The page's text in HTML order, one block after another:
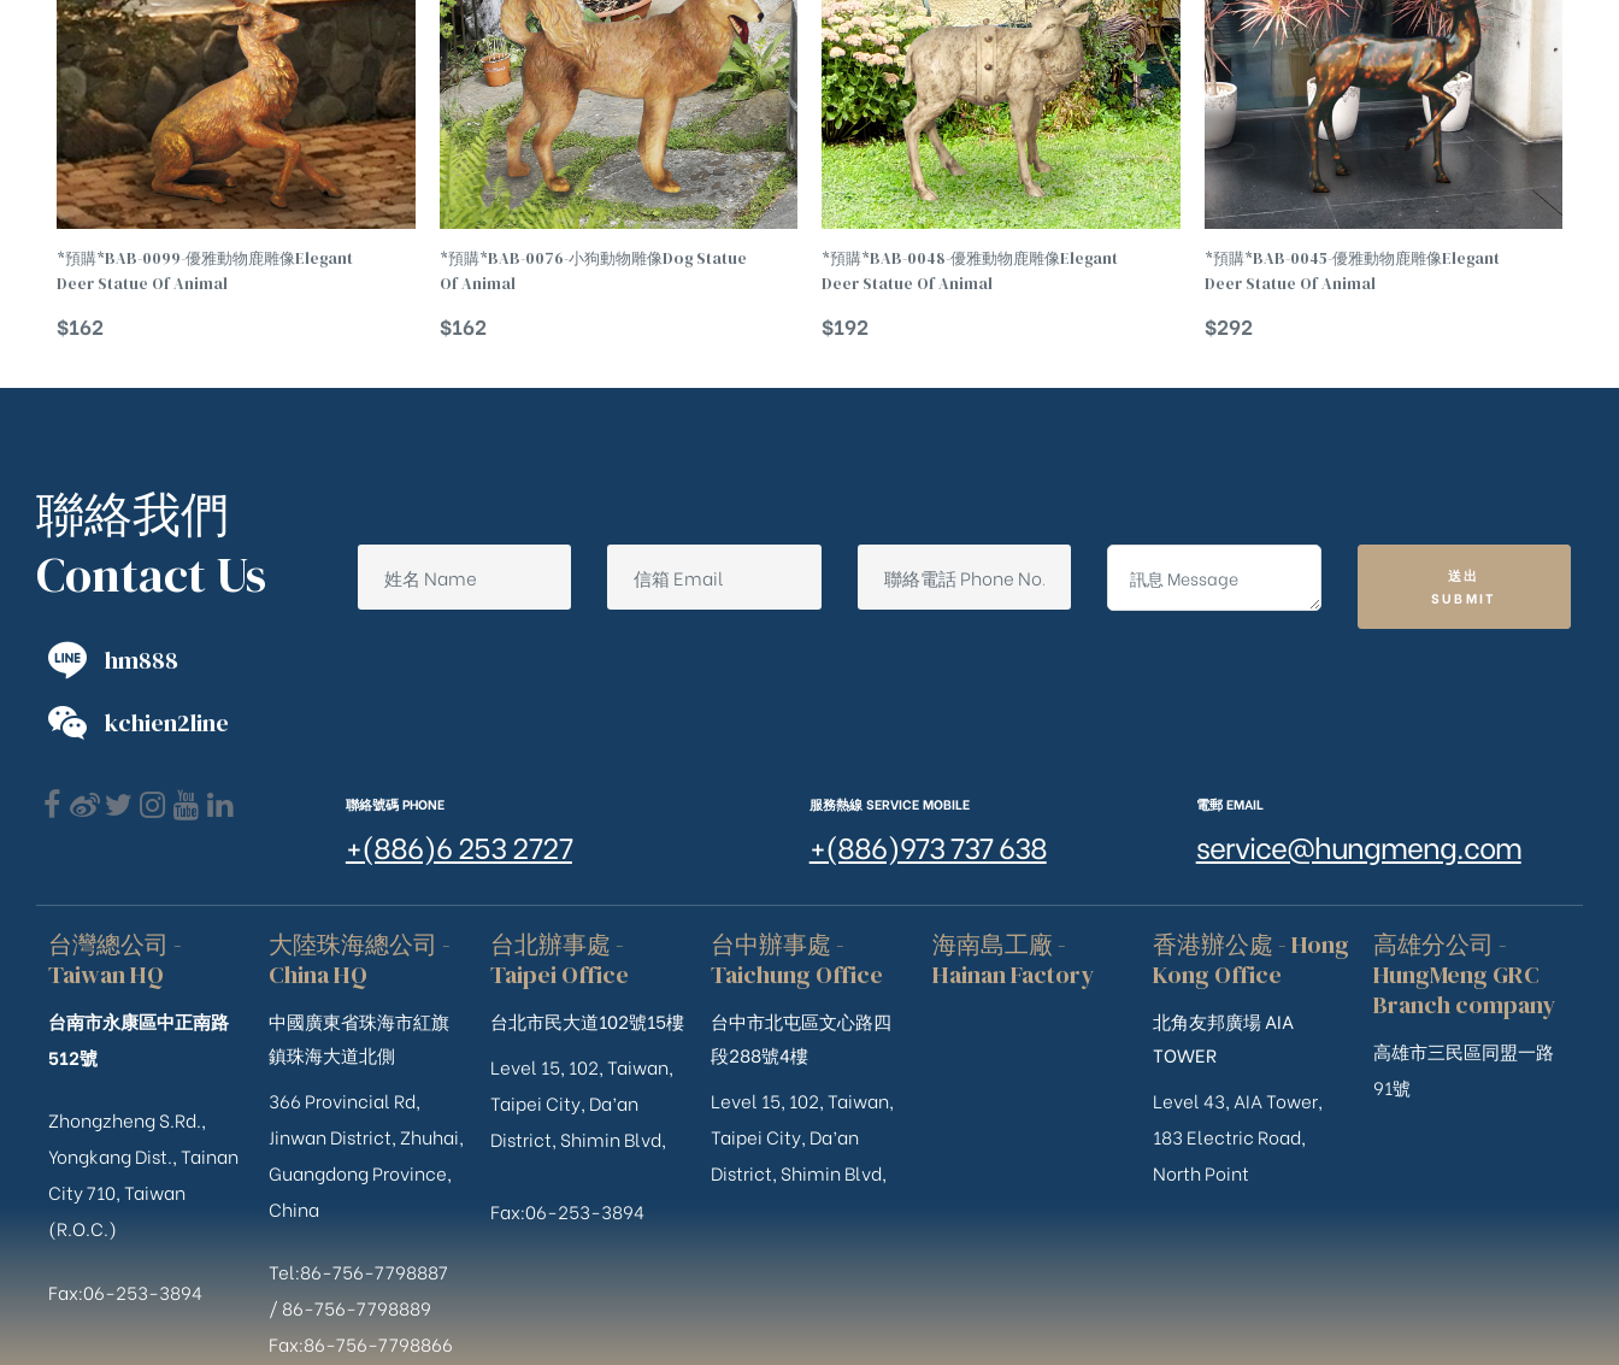
*預購*BAB-0099-優雅動物鹿雕像Elegant
Deer Statue Of Animal
$162
*預購*BAB-0076-小狗動物雕像Dog Statue
Of Animal
$162
*預購*BAB-0048-優雅動物鹿雕像Elegant
Deer Statue Of Animal
$192
*預購*BAB-0045-優雅動物鹿雕像Elegant
Deer Statue Of Animal
$292
聯絡我們
Contact Us
hm888
kchien2line
送出
SUBMIT
聯絡號碼 PHONE
+(886)6 253 2727
服務熱線 SERVICE MOBILE
+(886)973 737 638
電郵 EMAIL
service@hungmeng.com
台灣總公司 -
Taiwan HQ
台南市永康區中正南路
512號
Zhongzheng S.Rd.,
Yongkang Dist., Tainan
City 710, Taiwan
(R.O.C.)
Fax:06-253-3894
大陸珠海總公司 -
China HQ
中國廣東省珠海市紅旗
鎮珠海大道北側
366 Provincial Rd,
Jinwan District, Zhuhai,
Guangdong Province,
China
Tel:86-756-7798887
/ 86-756-7798889
Fax:86-756-7798866
台北辦事處 -
Taipei Office
台北市民大道102號15樓
Level 15, 102, Taiwan,
Taipei City, Da’an
District, Shimin Blvd,
Fax:06-253-3894
台中辦事處 -
Taichung Office
台中市北屯區文心路四
段288號4樓
Level 15, 102, Taiwan,
Taipei City, Da’an
District, Shimin Blvd,
海南島工廠 -
Hainan Factory
香港辦公處 - Hong
Kong Office
北角友邦廣場 AIA
TOWER
Level 43, AIA Tower,
183 Electric Road,
North Point
高雄分公司 -
HungMeng GRC
Branch company
高雄市三民區同盟一路
91號